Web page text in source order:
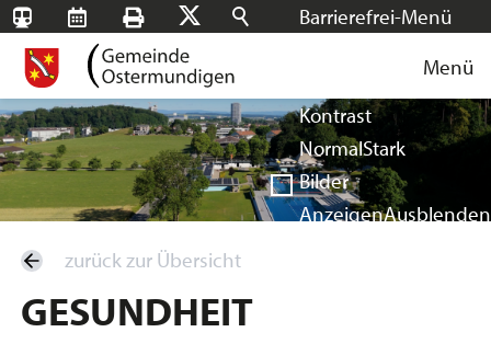
Barrierefrei-Menü
Sehr groß
Kontrast
NormalStark
Bilder
AnzeigenAusblenden
Suchen
SBB-
Tageskarten
RMS Drucken
Facebook
Instagram
Login Menü
zurück zur Übersicht
GESUNDHEIT